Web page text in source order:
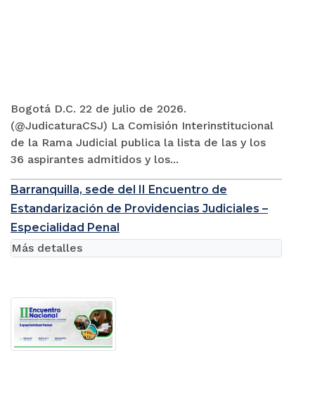
Bogotá D.C. 22 de julio de 2026.
(@JudicaturaCSJ) La Comisión Interinstitucional
de la Rama Judicial publica la lista de las y los
36 aspirantes admitidos y los...
Barranquilla, sede del II Encuentro de
Estandarización de Providencias Judiciales –
Especialidad Penal
Más detalles